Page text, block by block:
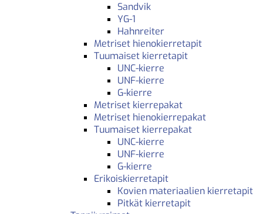
Sandvik
YG-1
Hahnreiter
Metriset hienokierretapit
Tuumaiset kierretapit
UNC-kierre
UNF-kierre
G-kierre
Metriset kierrepakat
Metriset hienokierrepakat
Tuumaiset kierrepakat
UNC-kierre
UNF-kierre
G-kierre
Erikoiskierretapit
Kovien materiaalien kierretapit
Pitkät kierretapit